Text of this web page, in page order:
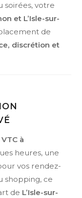
soirées, votre
et L’Isle-sur-
de
discrétion et
à
heures, une
vos rendez-
shopping, ce
de L’Isle-sur-